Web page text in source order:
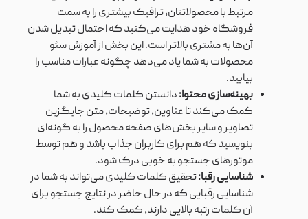
مرتبط با محصولاتتان، ترافیک بیشتری را به سمت
فروشگاه خود هدایت می‌کنید که احتمال تبدیل شدن
آن‌ها به مشتری بالاتر است. این بخش از آموزش سئو
محصولات به شما یاد می‌دهد چگونه عبارات مناسب را
بیابید.
بهینه‌سازی محتوا:دانستن کلمات کلیدی به شما
کمک می‌کند تا عناوین، توضیحات، متن جایگزین
تصاویر و سایر بخش‌های صفحه محصول را به گونه‌ای
بنویسید که هم برای کاربران جذاب باشد و هم توسط
موتورهای جستجو به خوبی درک شود.
شناسایی رقبا:تحقیق کلمات کلیدی می‌تواند به شما در
شناسایی رقبایی که در حال حاضر در نتایج جستجو برای
آن کلمات رتبه بالایی دارند، کمک کند.